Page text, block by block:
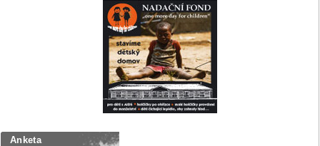
Anketa